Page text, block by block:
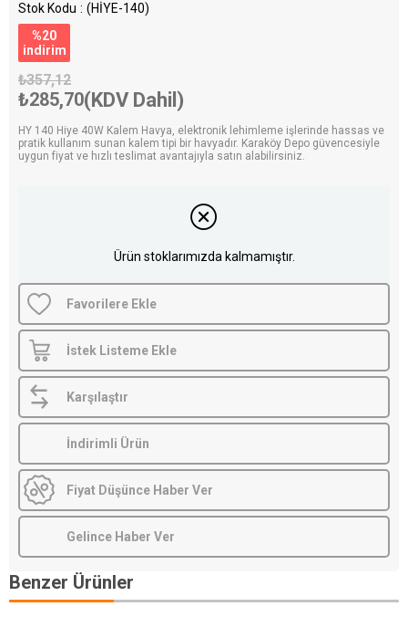
Stok Kodu
(HİYE-140)
%20
i̇ndirim
₺357,12
₺285,70(KDV Dahil)
HY 140 Hiye 40W Kalem Havya, elektronik lehimleme işlerinde hassas ve
pratik kullanım sunan kalem tipi bir havyadır. Karaköy Depo güvencesiyle
uygun fiyat ve hızlı teslimat avantajıyla satın alabilirsiniz.
Ürün stoklarımızda kalmamıştır.
Favorilere Ekle
İstek Listeme Ekle
Karşılaştır
İndirimli Ürün
Fiyat Düşünce Haber Ver
Gelince Haber Ver
Benzer Ürünler